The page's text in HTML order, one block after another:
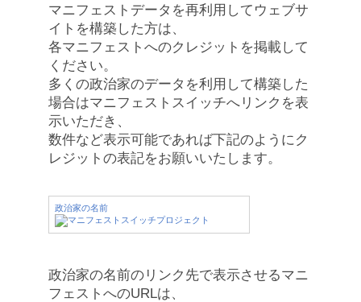
マニフェストデータを再利用してウェブサ
イトを構築した方は、
各マニフェストへのクレジットを掲載して
ください。
多くの政治家のデータを利用して構築した
場合はマニフェストスイッチへリンクを表
示いただき、
数件など表示可能であれば下記のようにク
レジットの表記をお願いいたします。
政治家の名前
政治家の名前のリンク先で表示させるマニ
フェストへのURLは、